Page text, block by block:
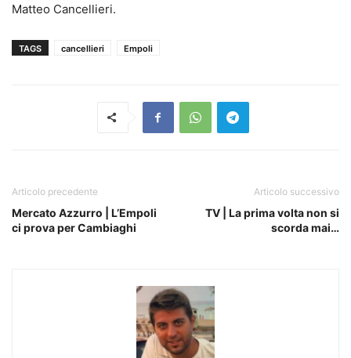
Matteo Cancellieri.
TAGS cancellieri Empoli
Articolo precedente
Mercato Azzurro | L’Empoli
ci prova per Cambiaghi
Articolo successivo
TV | La prima volta non si
scorda mai…